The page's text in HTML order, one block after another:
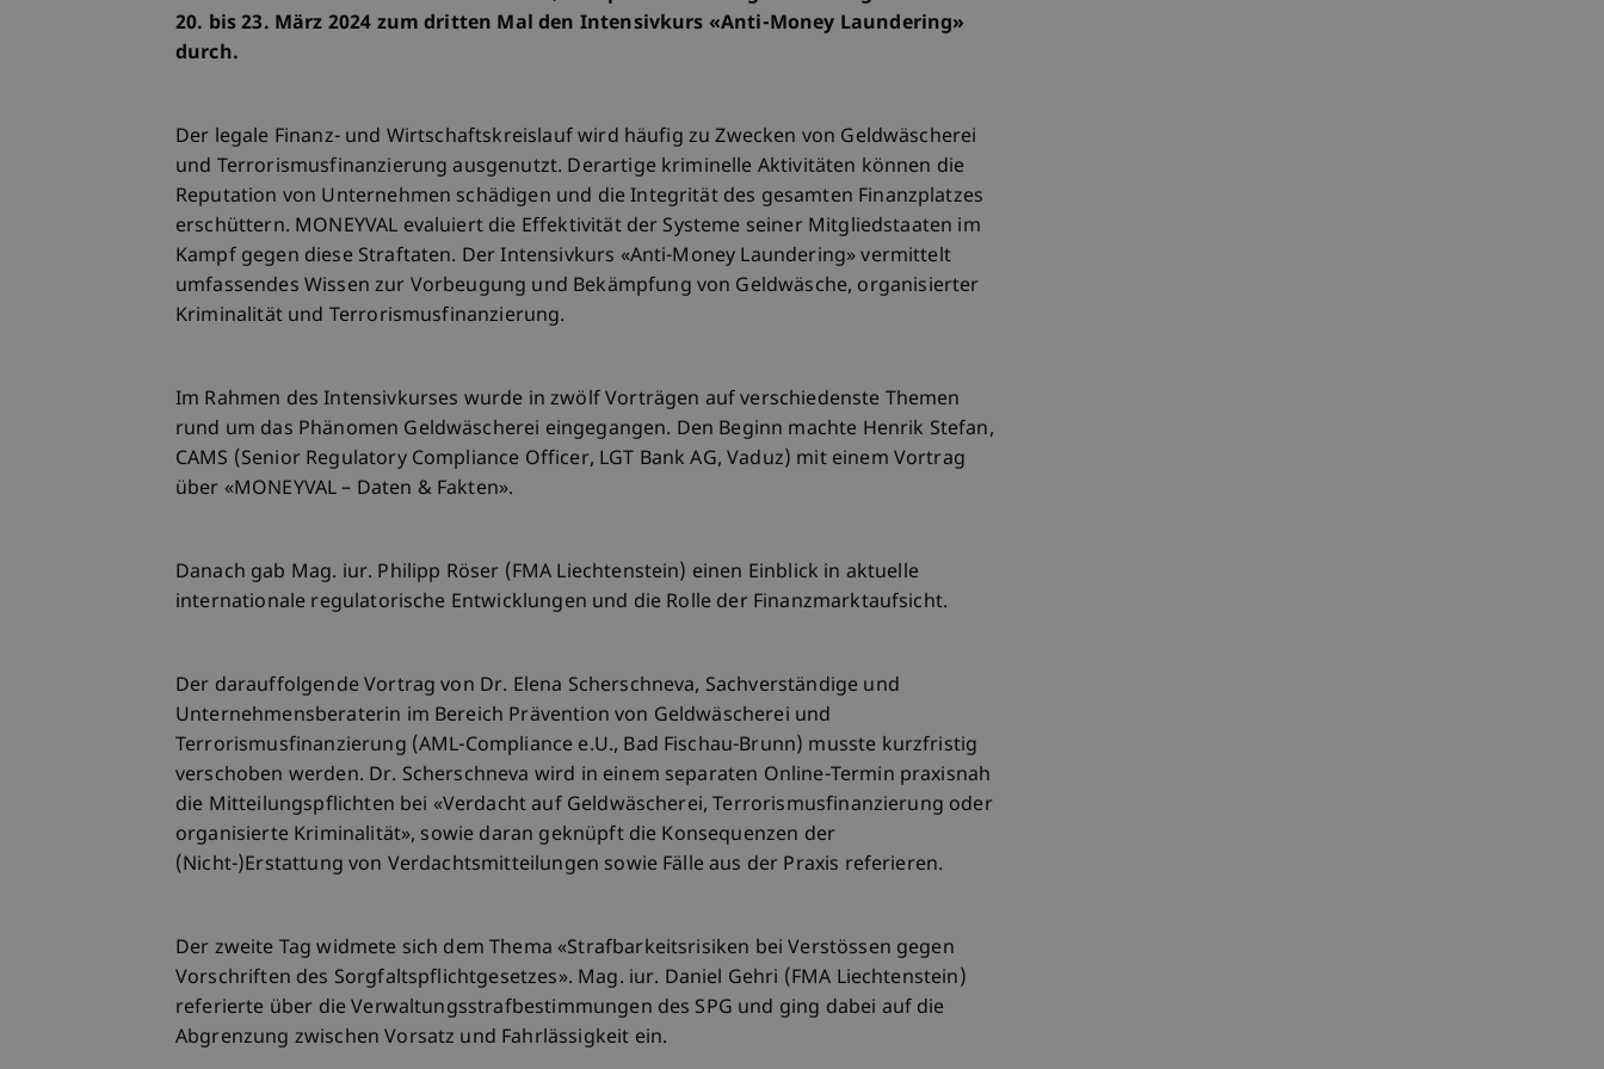
20. bis 23. März 2024 zum dritten Mal den Intensivkurs «Anti-Money Laundering»
durch.
Der legale Finanz- und Wirtschaftskreislauf wird häufig zu Zwecken von Geldwäscherei
und Terrorismusfinanzierung ausgenutzt. Derartige kriminelle Aktivitäten können die
Reputation von Unternehmen schädigen und die Integrität des gesamten Finanzplatzes
erschüttern. MONEYVAL evaluiert die Effektivität der Systeme seiner Mitgliedstaaten im
Kampf gegen diese Straftaten. Der Intensivkurs «Anti-Money Laundering» vermittelt
umfassendes Wissen zur Vorbeugung und Bekämpfung von Geldwäsche, organisierter
Kriminalität und Terrorismusfinanzierung.
Im Rahmen des Intensivkurses wurde in zwölf Vorträgen auf verschiedenste Themen
rund um das Phänomen Geldwäscherei eingegangen. Den Beginn machte Henrik Stefan,
CAMS (Senior Regulatory Compliance Officer, LGT Bank AG, Vaduz) mit einem Vortrag
über «MONEYVAL – Daten & Fakten».
Danach gab Mag. iur. Philipp Röser (FMA Liechtenstein) einen Einblick in aktuelle
internationale regulatorische Entwicklungen und die Rolle der Finanzmarktaufsicht.
Der darauffolgende Vortrag von Dr. Elena Scherschneva, Sachverständige und
Unternehmensberaterin im Bereich Prävention von Geldwäscherei und
Terrorismusfinanzierung (AML-Compliance e.U., Bad Fischau-Brunn) musste kurzfristig
verschoben werden. Dr. Scherschneva wird in einem separaten Online-Termin praxisnah
die Mitteilungspflichten bei «Verdacht auf Geldwäscherei, Terrorismusfinanzierung oder
organisierte Kriminalität», sowie daran geknüpft die Konsequenzen der
(Nicht-)Erstattung von Verdachtsmitteilungen sowie Fälle aus der Praxis referieren.
Der zweite Tag widmete sich dem Thema «Strafbarkeitsrisiken bei Verstössen gegen
Vorschriften des Sorgfaltspflichtgesetzes». Mag. iur. Daniel Gehri (FMA Liechtenstein)
referierte über die Verwaltungsstrafbestimmungen des SPG und ging dabei auf die
Abgrenzung zwischen Vorsatz und Fahrlässigkeit ein.